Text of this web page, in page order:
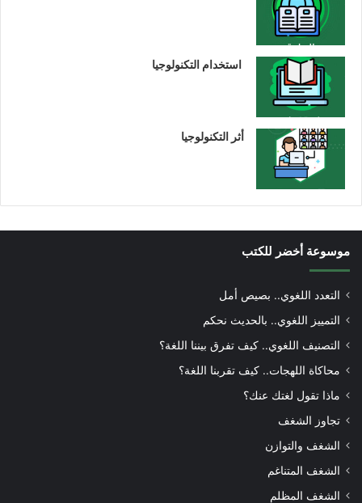
استخدام التكنولوجيا
أثر التكنولوجيا
موسوعة أخضر للكتب
التعدد اللغوي.. بصيص أمل
التمييز اللغوي.. بالحديث نحكم
التصنيف اللغوي.. كيف تفرق بيننا اللغة؟
محاكاة اللهجات.. كيف تقربنا اللغة؟
ماذا تقول لغتك عنك؟
تجاوز الشغف
الشغف والتوازن
الشغف المتناغم
الشغف المظلم